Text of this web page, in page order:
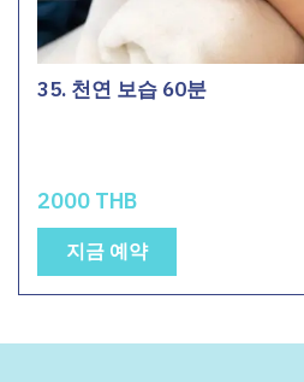
35. 천연 보습 60분
2000 THB
지금 예약